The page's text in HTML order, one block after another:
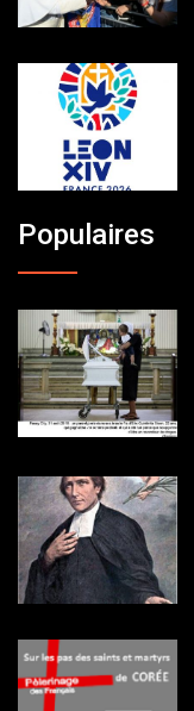
Populaires